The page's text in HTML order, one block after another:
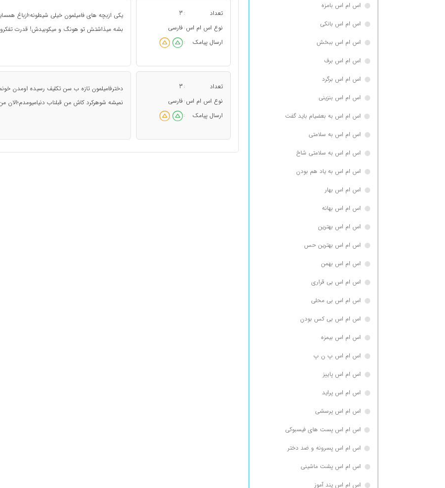
اس ام اس بامزه
اس ام اس بانکی
اس ام اس ببخش
اس ام اس برف
اس ام اس برگرد
اس ام اس بنزینی
اس ام اس به بعضیام باید گفت
اس ام اس به سلامتی
اس ام اس به سلامتی شاخ
اس ام اس به یاد هم بودن
اس ام اس بهار
اس ام اس بهانه
اس ام اس بهترین
اس ام اس بهترین حس
اس ام اس بهمن
اس ام اس بی قراری
اس ام اس بی محلی
اس ام اس بی کس بودن
اس ام اس بیمزه
اس ام اس پ ن پ
اس ام اس پاییز
اس ام اس پراید
اس ام اس پرسشی
اس ام اس پست های فیسبوکی
اس ام اس پسرونه و ضد دختر
اس ام اس پشت ماشینی
اس ام اس پند آموز
تعداد :
3
نوع اس ام اس : فارسی
ارسال پیامک
:
یکی ازبچه های فامیلمون خیلی شیطونه؛ازباغ
بشه میذاشتش تو هونگ و میکوبیدش! قدرت تفکرو
تعداد :
3
نوع اس ام اس : فارسی
ارسال پیامک
:
دخترفامیلمون تازه ب سن تکلیف رسیده اومدن
نمیشه شوهرکرد کاش من قبلناب دنیامیومدم؛الان